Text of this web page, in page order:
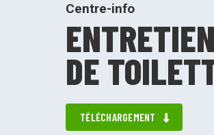
Centre-info
DE
TÉLÉCHARGEMENT